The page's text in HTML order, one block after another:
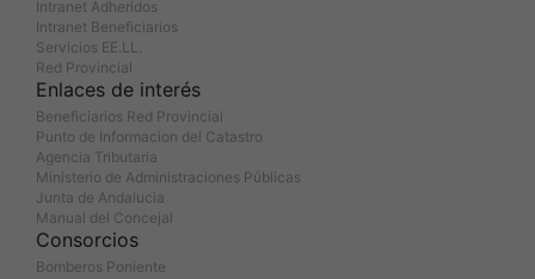
Intranet Adheridos
Intranet Beneficiarios
Servicios EE.LL.
Red Provincial
Enlaces de interés
Beneficiarios Red Provincial
Punto de Informacion del Catastro
Agencia Tributaria
Ministerio de Administraciones Públicas
Junta de Andalucia
Manual del Concejal
Consorcios
Bomberos Poniente